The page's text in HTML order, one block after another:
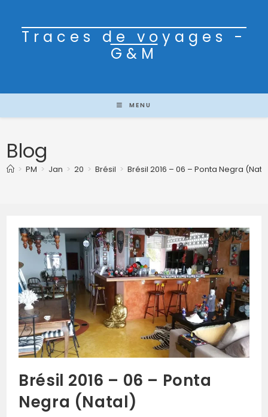
Traces de voyages -
G&M
MENU
Blog
> PM > Jan > 20 > Brésil > Brésil 2016 – 06 – Ponta Negra
Brésil 2016 – 06 – Ponta
Negra (Natal)